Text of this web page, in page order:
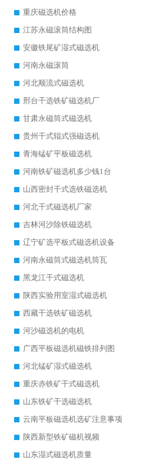
重庆磁选机价格
江苏永磁滚筒结构图
安徽铁尾矿湿式磁选机
河南永磁滚筒
河北顺流式磁选机
邢台干选铁矿磁选机厂
甘肃永磁筒式磁选机
贵州干式辊式强磁选机
青海锰矿平板磁选机
河南铁矿磁选机多少钱1台
山西密封干式选铁磁选机
河北干式磁选机厂家
吉林河沙除铁磁选机
辽宁矿选平板式磁选机设备
河南永磁筒式磁选机筒瓦
黑龙江干式磁选机
陕西实验用室湿式磁选机
西藏干选铁矿磁选机
河沙磁选机的电机
广西平板磁选机磁铁排列图
河北锰矿湿式磁选机
重庆赤铁矿干式磁选机
山东铁矿干选磁选机
云南平板磁选机选矿注意事项
陕西新型铁矿磁机视频
山东湿式磁选机质量